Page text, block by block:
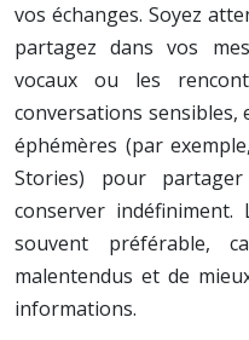
vos échanges. Soyez
partagez dans vos
vocaux ou les
conversations sensibles,
éphémères (par
Stories) pour
conserver indéfiniment.
souvent préférable,
malentendus et de
informations.